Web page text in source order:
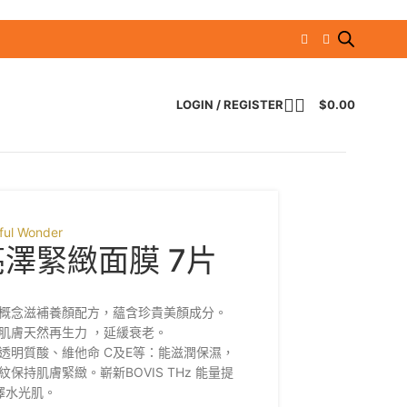
LOGIN / REGISTER $0.00
Wonder
緊緻面膜 7片
念滋補養顏配方，蘊含珍貴美顏成分。
天然再生力 ，延緩衰老。
明質酸、維他命 C及E等：能滋潤保濕，
保持肌膚緊緻。嶄新BOVIS THz 能量提
光肌。